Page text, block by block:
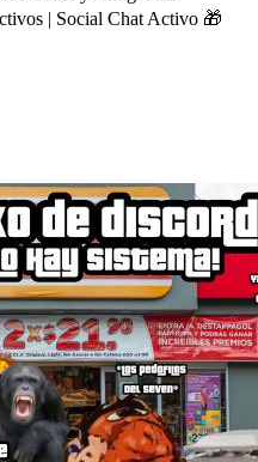
| Social Chat Activo 🎁